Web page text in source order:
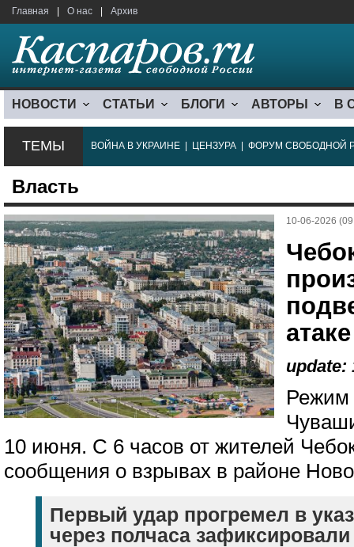
Главная О нас Архив
НОВОСТИ СТАТЬИ БЛОГИ АВТОРЫ В
ТЕМЫ ВОЙНА В УКРАИНЕ ЦЕНЗУРА ФОРУМ СВОБОДНОЙ
Власть
10-06-2026
атаке
update:
Режим
10 июня. С 6 часов от жителей
сообщения о взрывах в районе
Первый удар прогремел в
через полчаса